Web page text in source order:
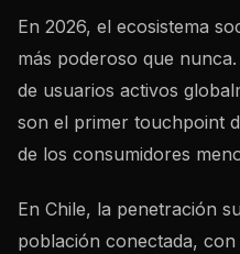
En 2026, el ecosistema
más poderoso que
de usuarios activos
son el primer touchpoint
de los consumidores
En Chile, la penetración
población conectada,